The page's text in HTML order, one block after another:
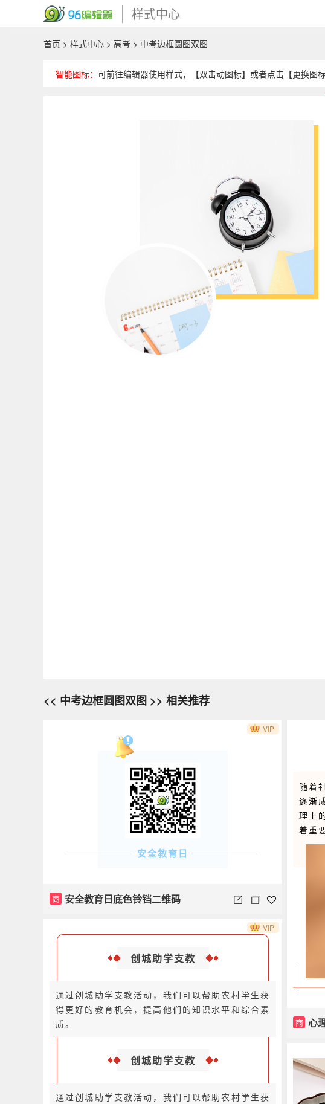
样式中心
首页 > 样式中心 > 高考 > 中考边框圆图双图
智能图标： 可前往编辑器使用样式，【双击动图标】或者点击【更换图标
<< 中考边框圆图双图 >> 相关推荐
安全教育日
商 安全教育日底色铃铛二维码
VIP
随着
逐渐
理上
着重
商 心
创城助学支教
通过创城助学支教活动，我们可以帮助农村学生获
得更好的教育机会，提高他们的知识水平和综合素
质。
创城助学支教
通过创城助学支教活动，我们可以帮助农村学生获
VIP